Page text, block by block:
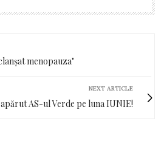
menopauza"
NEXT ARTICLE
AS-ul Verde pe luna IUNIE!